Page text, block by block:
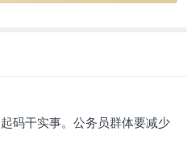
来说，医疗费用越高，医
医改制导致医疗费用不断
码干实事。公务员群体要减少